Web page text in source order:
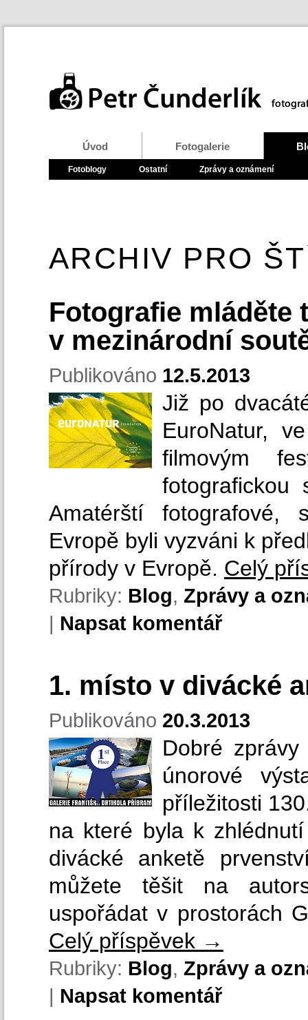
Úvod Fotogalerie
Fotoblogy Ostatní Zprávy a oznámení
ARCHIV PRO
Fotografie mláděte
v mezinárodní
Publikováno 12.5.2013
Již po
EuroNatur,
filmovým
fotografickou
Amatérští fotografové,
Evropě byli vyzváni k
přírody v Evropě. Celý
Rubriky: Blog, Zprávy a
| Napsat komentář
1. místo v divácké
Publikováno 20.3.2013
Dobré
únorové
příležitosti
na které byla k
divácké anketě
můžete těšit na
uspořádat v prostorách
Celý příspěvek →
Rubriky: Blog, Zprávy a
| Napsat komentář